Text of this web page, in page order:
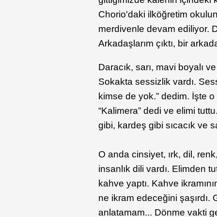
Chorio'daki ilköğretim
merdivenle devam ediliyor.
Arkadaşlarım çıktı, bir
Daracık, sarı, mavi boyalı
Sokakta sessizlik vardı.
kimse de yok.” dedim. İşte o
“Kalimera” dedi ve elimi
gibi, kardeş gibi sıcacık ve
O anda cinsiyet, ırk, dil,
insanlık dili vardı. Elimden
kahve yaptı. Kahve
ne ikram edeceğini
anlatamam... Dönme vakti